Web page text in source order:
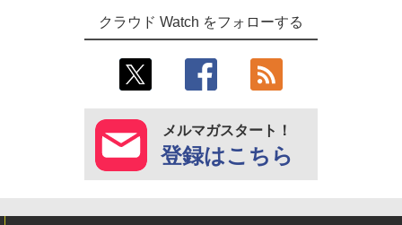
クラウド Watch をフォローする
メルマガスタート！
登録はこちら